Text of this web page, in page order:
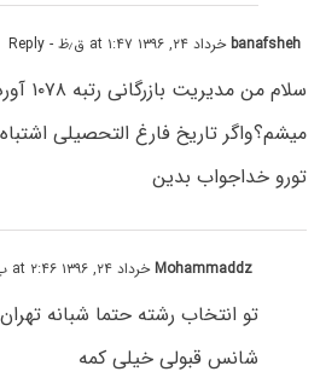
banafshehخرداد ۲۴, ۱۳۹۶ at ۱:۴۷ ق٫ظ - Reply
سلام
میشم؟واگر تاریخ فارغ التحصیلی
تورو خداجواب بدین
Mohammaddzخرداد ۲۴, ۱۳۹۶ at ۲:۴۶ ب٫ظ
تو انتخاب رشته حتما شبانه
شانس قبولی خیلی کمه